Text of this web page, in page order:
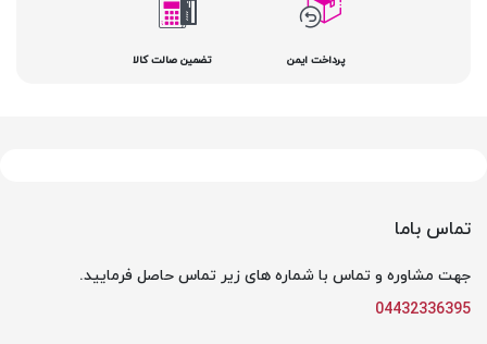
پرداخت ایمن تضمین صالت کالا
تماس باما
جهت مشاوره و تماس با شماره های زیر تماس حاصل فرمایید.
04432336395